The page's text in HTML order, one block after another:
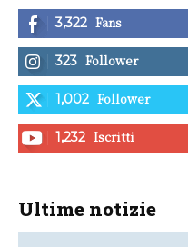
3,322 Fans
323 Follower
1,002 Follower
1,232 Iscritti
Ultime notizie